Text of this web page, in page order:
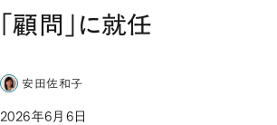
「顧問」に就任
安田佐和子
2026年6月6日